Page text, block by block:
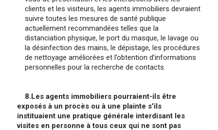
clients et les visiteurs, les agents immobiliers devraient
suivre toutes les mesures de santé publique
actuellement recommandées telles que la
distanciation physique, le port du masque, le lavage ou
la désinfection des mains, le dépistage, les procédures
de nettoyage améliorées et l’obtention d’informations
personnelles pour la recherche de contacts.
8.Les agents immobiliers pourraient-ils être
exposés à un procès ou à une plainte s'ils
instituaient une pratique générale interdisant les
visites en personne à tous ceux qui ne sont pas